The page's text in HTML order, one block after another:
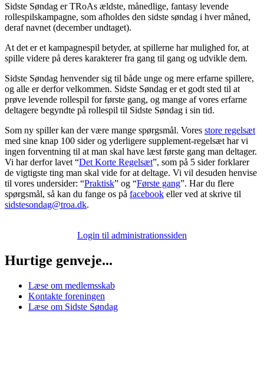
Sidste Søndag er TRoAs ældste, månedlige, fantasy levende
rollespilskampagne, som afholdes den sidste søndag i hver måned,
deraf navnet (december undtaget).
At det er et kampagnespil betyder, at spillerne har mulighed for, at
spille videre på deres karakterer fra gang til gang og udvikle dem.
Sidste Søndag henvender sig til både unge og mere erfarne spillere,
og alle er derfor velkommen. Sidste Søndag er et godt sted til at
prøve levende rollespil for første gang, og mange af vores erfarne
deltagere begyndte på rollespil til Sidste Søndag i sin tid.
Som ny spiller kan der være mange spørgsmål. Vores store regelsæt
med sine knap 100 sider og yderligere supplement-regelsæt har vi
ingen forventning til at man skal have læst første gang man deltager.
Vi har derfor lavet “Det Korte Regelsæt”, som på 5 sider forklarer
de vigtigste ting man skal vide for at deltage. Vi vil desuden henvise
til vores undersider: “Praktisk” og “Første gang”. Har du flere
spørgsmål, så kan du fange os på facebook eller ved at skrive til
sidstesondag@troa.dk.
Login til administrationssiden
Hurtige genveje...
Læse om medlemsskab
Kontakte foreningen
Læse om Sidste Søndag